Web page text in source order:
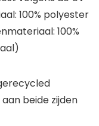
100% polyester
100%
beide zijden